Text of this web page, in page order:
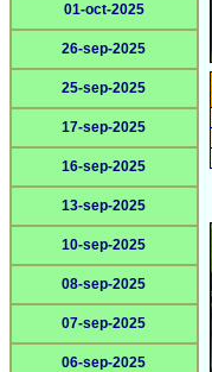
01-oct-2025
26-sep-2025
25-sep-2025
17-sep-2025
16-sep-2025
13-sep-2025
10-sep-2025
08-sep-2025
07-sep-2025
06-sep-2025